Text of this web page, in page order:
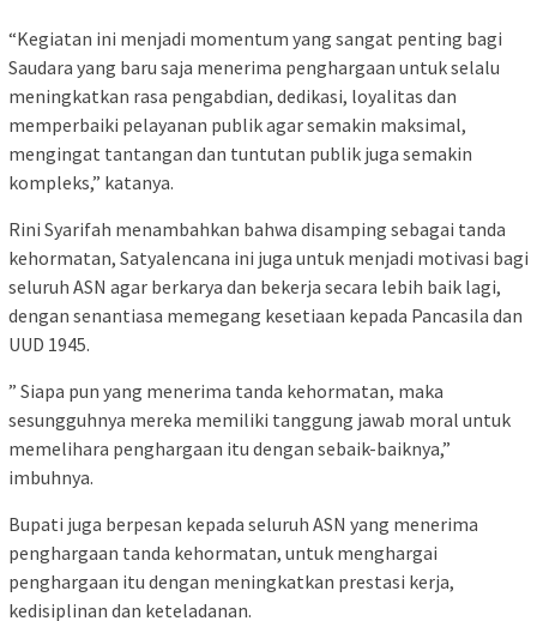
“Kegiatan ini menjadi momentum yang sangat penting bagi
Saudara yang baru saja menerima penghargaan untuk selalu
meningkatkan rasa pengabdian, dedikasi, loyalitas dan
memperbaiki pelayanan publik agar semakin maksimal,
mengingat tantangan dan tuntutan publik juga semakin
kompleks,” katanya.
Rini Syarifah menambahkan bahwa disamping sebagai tanda
kehormatan, Satyalencana ini juga untuk menjadi motivasi bagi
seluruh ASN agar berkarya dan bekerja secara lebih baik lagi,
dengan senantiasa memegang kesetiaan kepada Pancasila dan
UUD 1945.
” Siapa pun yang menerima tanda kehormatan, maka
sesungguhnya mereka memiliki tanggung jawab moral untuk
memelihara penghargaan itu dengan sebaik-baiknya,”
imbuhnya.
Bupati juga berpesan kepada seluruh ASN yang menerima
penghargaan tanda kehormatan, untuk menghargai
penghargaan itu dengan meningkatkan prestasi kerja,
kedisiplinan dan keteladanan.